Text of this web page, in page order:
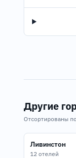
Другие
Отсортированы
Ливинстон
12 отелей